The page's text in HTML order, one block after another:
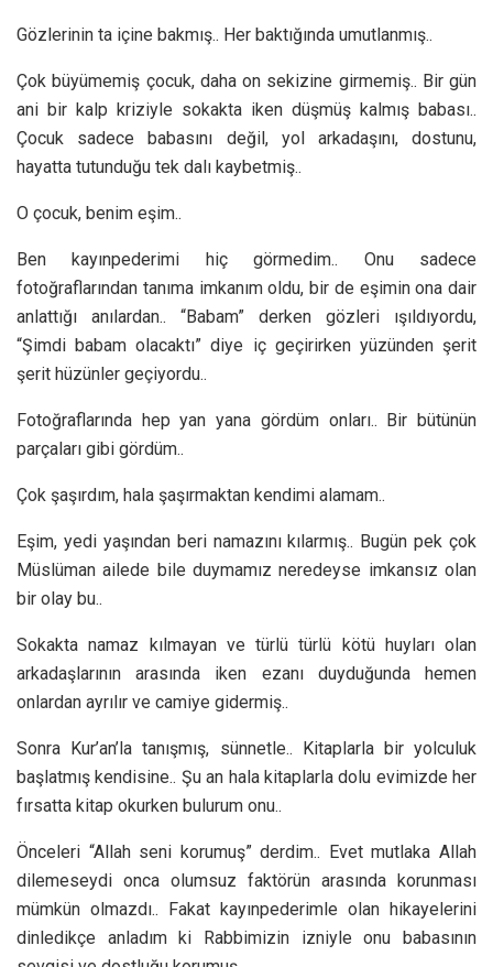
Gözlerinin ta içine bakmış.. Her baktığında umutlanmış..
Çok büyümemiş çocuk, daha on sekizine girmemiş.. Bir gün
ani bir kalp kriziyle sokakta iken düşmüş kalmış babası..
Çocuk sadece babasını değil, yol arkadaşını, dostunu,
hayatta tutunduğu tek dalı kaybetmiş..
O çocuk, benim eşim..
Ben kayınpederimi hiç görmedim.. Onu sadece
fotoğraflarından tanıma imkanım oldu, bir de eşimin ona dair
anlattığı anılardan.. “Babam” derken gözleri ışıldıyordu,
“Şimdi babam olacaktı” diye iç geçirirken yüzünden şerit
şerit hüzünler geçiyordu..
Fotoğraflarında hep yan yana gördüm onları.. Bir bütünün
parçaları gibi gördüm..
Çok şaşırdım, hala şaşırmaktan kendimi alamam..
Eşim, yedi yaşından beri namazını kılarmış.. Bugün pek çok
Müslüman ailede bile duymamız neredeyse imkansız olan
bir olay bu..
Sokakta namaz kılmayan ve türlü türlü kötü huyları olan
arkadaşlarının arasında iken ezanı duyduğunda hemen
onlardan ayrılır ve camiye gidermiş..
Sonra Kur’an’la tanışmış, sünnetle.. Kitaplarla bir yolculuk
başlatmış kendisine.. Şu an hala kitaplarla dolu evimizde her
fırsatta kitap okurken bulurum onu..
Önceleri “Allah seni korumuş” derdim.. Evet mutlaka Allah
dilemeseydi onca olumsuz faktörün arasında korunması
mümkün olmazdı.. Fakat kayınpederimle olan hikayelerini
dinledikçe anladım ki Rabbimizin izniyle onu babasının